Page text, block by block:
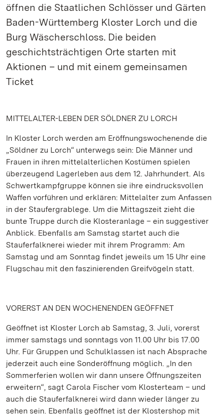
öffnen die Staatlichen Schlösser und Gärten
Baden-Württemberg Kloster Lorch und die
Burg Wäscherschloss. Die beiden
geschichtsträchtigen Orte starten mit
Aktionen – und mit einem gemeinsamen
Ticket
MITTELALTER-LEBEN DER SÖLDNER ZU LORCH
In Kloster Lorch werden am Eröffnungswochenende die
„Söldner zu Lorch“ unterwegs sein: Die Männer und
Frauen in ihren mittelalterlichen Kostümen spielen
überzeugend Lagerleben aus dem 12. Jahrhundert. Als
Schwertkampfgruppe können sie ihre eindrucksvollen
Waffen vorführen und erklären: Mittelalter zum Anfassen
in der Staufergrablege. Um die Mittagszeit zieht die
bunte Truppe durch die Klosteranlage – ein suggestiver
Anblick. Ebenfalls am Samstag startet auch die
Stauferfalknerei wieder mit ihrem Programm: Am
Samstag und am Sonntag findet jeweils um 15 Uhr eine
Flugschau mit den faszinierenden Greifvögeln statt.
VORERST AN DEN WOCHENENDEN GEÖFFNET
Geöffnet ist Kloster Lorch ab Samstag, 3. Juli, vorerst
immer samstags und sonntags von 11.00 Uhr bis 17.00
Uhr. Für Gruppen und Schulklassen ist nach Absprache
jederzeit auch eine Sonderöffnung möglich. „In den
Sommerferien wollen wir dann unsere Öffnungszeiten
erweitern“, sagt Carola Fischer vom Klosterteam – und
auch die Stauferfalknerei wird dann wieder länger zu
sehen sein. Ebenfalls geöffnet ist der Klostershop mit